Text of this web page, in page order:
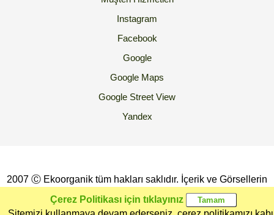
Instagram
Facebook
Google
Google Maps
Google Street View
Yandex
Çerez Politikası için tıklayınız
2007 Ⓒ Ekoorganik tüm hakları saklıdır. İçerik ve Görsellerin
İzinsiz Kopyalanması yada Kullanılması Yasaktır.